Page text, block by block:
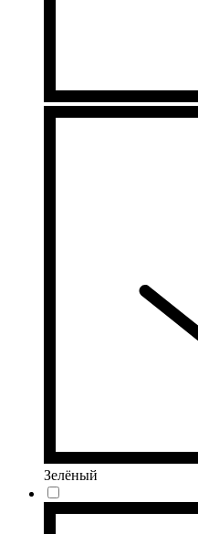
Зелёный